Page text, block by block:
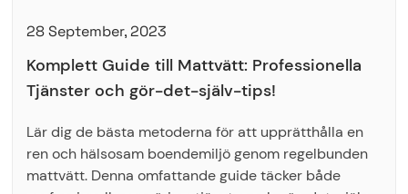
28 September, 2023
Komplett Guide till Mattvätt: Professionella
Tjänster och gör-det-själv-tips!
Lär dig de bästa metoderna för att upprätthålla en
ren och hälsosam boendemiljö genom regelbunden
mattvätt. Denna omfattande guide täcker både